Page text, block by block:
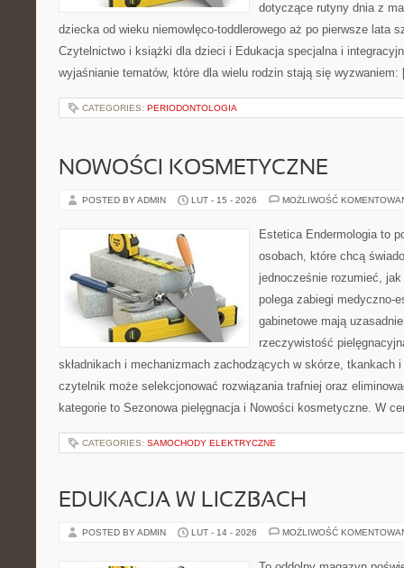
dotyczące rutyny dnia z
dziecka od wieku niemowlęco-toddlerowego aż po pierwsze lata
Czytelnictwo i książki dla dzieci i Edukacja specjalna i
wyjaśnianie tematów, które dla wielu rodzin stają się
CATEGORIES: PERIODONTOLOGIA
NOWOŚCI KOSMETYCZNE
POSTED BY ADMIN LUT - 15 - 2026 MOŻLIWOŚĆ
Estetica Endermologia to
osobach, które chcą
jednocześnie rozumieć,
polega zabiegi medyczno-
gabinetowe mają
rzeczywistość
składnikach i mechanizmach zachodzących w skórze, tkankach
czytelnik może selekcjonować rozwiązania trafniej oraz
kategorie to Sezonowa pielęgnacja i Nowości kosmetyczne. W
CATEGORIES: SAMOCHODY ELEKTRYCZNE
EDUKACJA W LICZBACH
POSTED BY ADMIN LUT - 14 - 2026 MOŻLIWOŚĆ